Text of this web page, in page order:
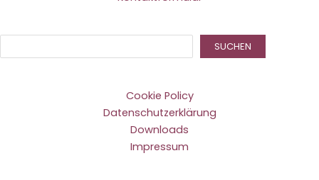
SUCHEN
Cookie Policy
Datenschutzerklärung
Downloads
Impressum